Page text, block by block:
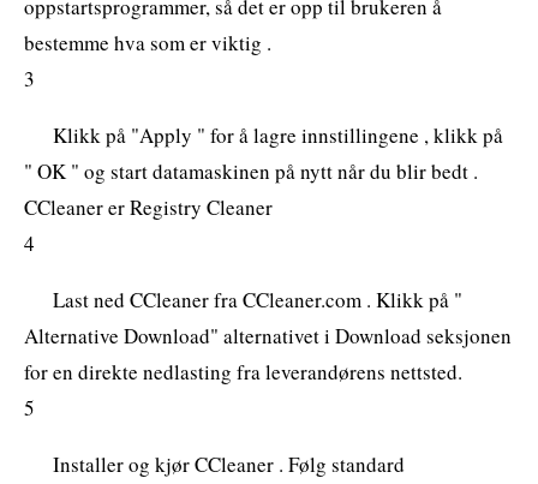
oppstartsprogrammer, så det er opp til brukeren å
bestemme hva som er viktig .
3
Klikk på "Apply " for å lagre innstillingene , klikk på
" OK " og start datamaskinen på nytt når du blir bedt .
CCleaner er Registry Cleaner
4
Last ned CCleaner fra CCleaner.com . Klikk på "
Alternative Download" alternativet i Download seksjonen
for en direkte nedlasting fra leverandørens nettsted.
5
Installer og kjør CCleaner . Følg standard